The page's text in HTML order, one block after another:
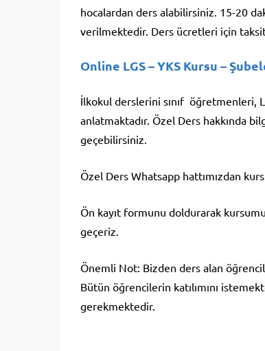
hocalardan ders alabilirsiniz. 15-20
verilmektedir. Ders ücretleri için taksit
Online LGS – YKS Kursu –
İlkokul derslerini sınıf öğretmenleri,
anlatmaktadır. Özel Ders hakkında
geçebilirsiniz.
Özel Ders Whatsapp hattımızdan
Ön kayıt formunu doldurarak
geçeriz.
Önemli Not: Bizden ders alan
Bütün öğrencilerin katılımını
gerekmektedir.